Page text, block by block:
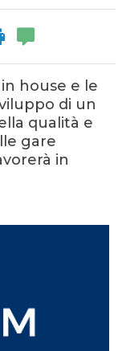
house e le
di un
qualità e
gare
in